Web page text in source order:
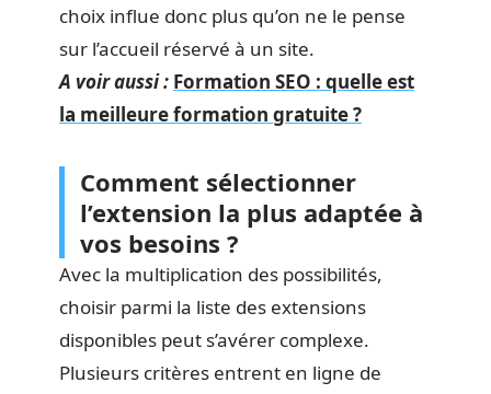
choix influe donc plus qu’on ne le pense
sur l’accueil réservé à un site.
A voir aussi : Formation SEO : quelle est
la meilleure formation gratuite ?
Comment sélectionner
l’extension la plus adaptée à
vos besoins ?
Avec la multiplication des possibilités,
choisir parmi la liste des extensions
disponibles peut s’avérer complexe.
Plusieurs critères entrent en ligne de